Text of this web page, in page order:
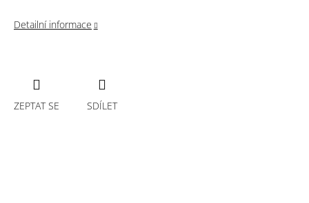
Detailní informace
ZEPTAT SE SDÍLET